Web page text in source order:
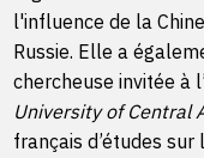
l'influence de la
Russie. Elle a
chercheuse invitée à l’
University of Central
français d’études sur